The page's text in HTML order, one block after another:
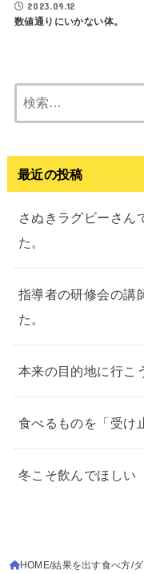
2023.09.12
数値通りにいかない体。
最近の投稿
さぬきラグビーさん
た。
指導者の研修会の講
た。
本来の目的地に行こ
食べるものを「受け
冬こそ飲んでほしい
HOME 結果を出す食べ方